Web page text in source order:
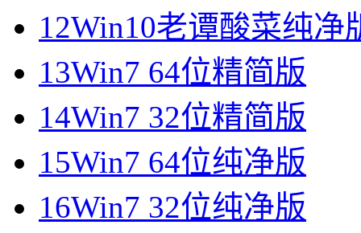
12Win10老谭酸菜纯净
13Win7 64位精简版
14Win7 32位精简版
15Win7 64位纯净版
16Win7 32位纯净版